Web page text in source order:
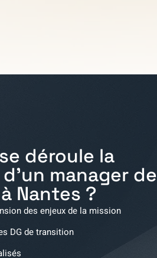
déroule la
manager de
Nantes ?
des enjeux de la mission
DG de transition